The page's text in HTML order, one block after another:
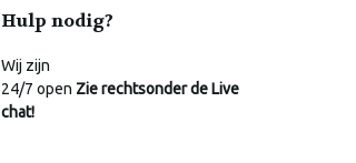
Hulp nodig?
Wij zijn
24/7 open Zie rechtsonder de Live
chat!